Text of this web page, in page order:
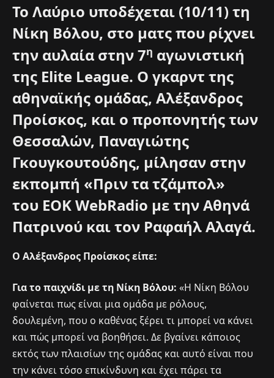
Το Λαύριο υποδέχεται (10/11) τη
Νίκη Βόλου, στο ματς που ρίχνει
την αυλαία στην 7η αγωνιστική
της Elite League. Ο γκαρντ της
αθηναϊκής ομάδας, Αλέξανδρος
Προίσκος, και ο προπονητής των
Θεσσαλών, Παναγιώτης
Γκουγκουτούδης, μίλησαν στην
εκπομπή «Πριν τα τζάμπολ»
του EOKWebRadio με την Αθηνά
Πατρινού και τον Ραφαήλ Αλαγά.
Ο Αλέξανδρος Προίσκος είπε:
Για το παιχνίδι με τη Νίκη Βόλου: «Η Νίκη Βόλου
φαίνεται πως είναι μια ομάδα με ρόλους,
δουλεμένη, που ο καθένας ξέρει τι μπορεί να κάνει
και πώς μπορεί να βοηθήσει. Δε βγαίνει κάποιος
εκτός των πλαισίων της ομάδας και αυτό είναι που
την κάνει τόσο επικίνδυνη και έχει πάρει τα